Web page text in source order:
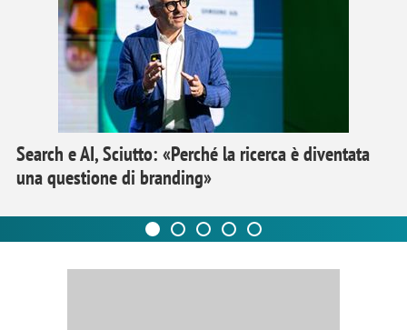
Search e AI, Sciutto: «Perché la ricerca è diventata
una questione di branding»